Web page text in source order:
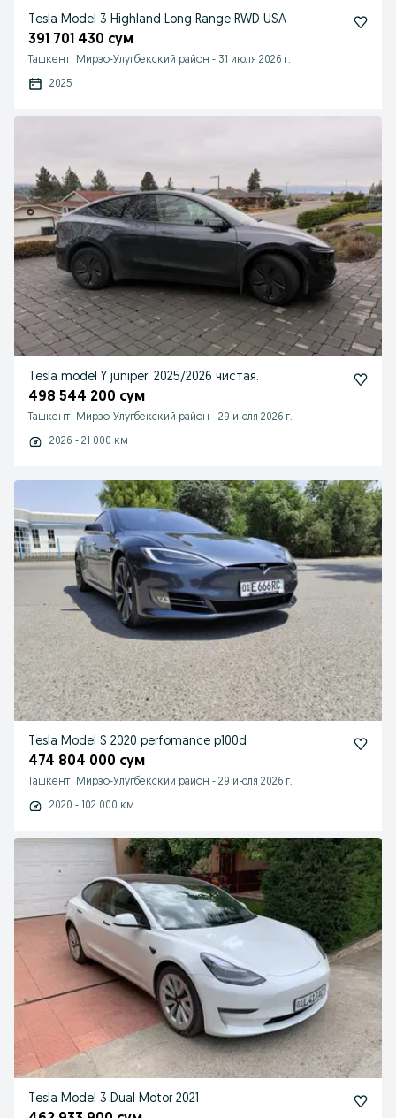
Tesla Model 3 Highland Long Range RWD USA
391 701 430 сум
Ташкент, Мирзо-Улугбекский район - 31 июля 2026 г.
2025
Tesla model Y juniper, 2025/2026 чистая.
498 544 200 сум
Ташкент, Мирзо-Улугбекский район - 29 июля 2026 г.
2026 - 21 000 км
Tesla Model S 2020 perfomance p100d
474 804 000 сум
Ташкент, Мирзо-Улугбекский район - 29 июля 2026 г.
2020 - 102 000 км
Tesla Model 3 Dual Motor 2021